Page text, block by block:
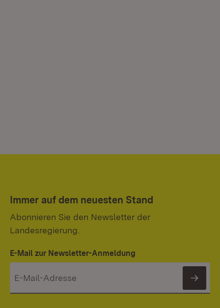
Immer auf dem neuesten Stand
Abonnieren Sie den Newsletter der
Landesregierung.
E-Mail zur Newsletter-Anmeldung